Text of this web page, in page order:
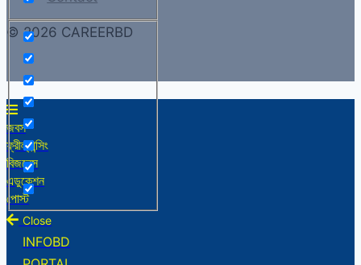
© 2026 CAREERBD
জবস
ফ্রীল্যান্সিং
বিজনেস
এডুকেশন
পোস্ট
Close
INFOBD